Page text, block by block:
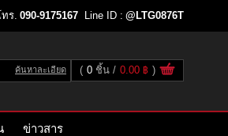
ทร. 090-9175167 Line ID : @LTG0876T
ค้นหาละเอียด ( 0 ชิ้น 0.00 ฿ )
ข่าวสาร